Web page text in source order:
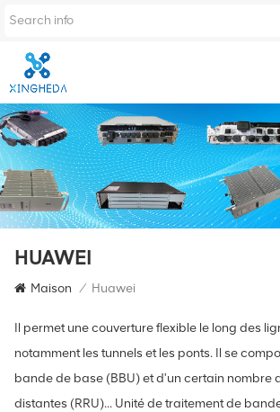
HUAWEI
Maison / Huawei
Il permet une couverture flexible le long des
notamment les tunnels et les ponts. Il se
bande de base (BBU) et d'un certain nombre
distantes (RRU)... Unité de traitement de